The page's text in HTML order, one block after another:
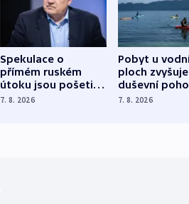
Spekulace o
přímém ruském
útoku jsou pošetilé,
míní estonský
7. 8. 2026
Pobyt u
ploch zvyšuje
duševní
ukázala
7. 8. 2026